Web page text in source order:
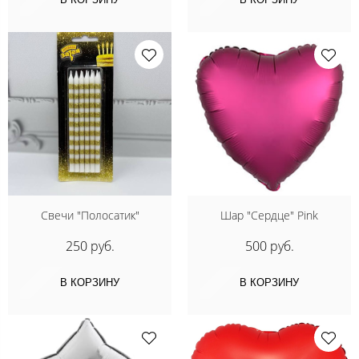
Свечи "Полосатик"
250 руб.
В КОРЗИНУ
Шар "Сердце" Pink
500 руб.
В КОРЗИНУ